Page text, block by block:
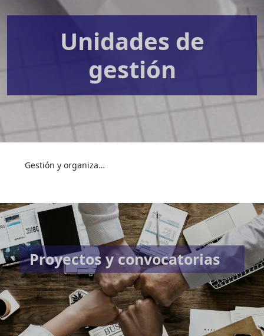
Unidades de
gestión
Gestión y organización
Proyectos y convocatorias